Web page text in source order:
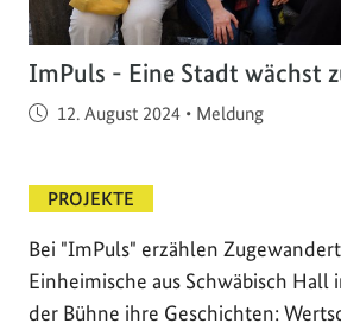
ImPuls - Eine Stadt wächst
Veröffentlicht am
12. August 2024 • Meldung
PROJEKTE
Bei "ImPuls" erzählen
Einheimische aus Schwäbisch Hall
der Bühne ihre Geschichten: